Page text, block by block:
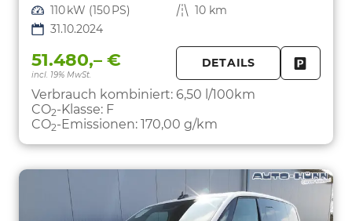
Leistung 110 kW (150 PS) Kilometerstand 10 km
31.10.2024
51.480,– €
incl. 19% MwSt.
DETAILS
Verbrauch kombiniert: 6,50 l/100km
CO2-Klasse: F
CO2-Emissionen: 170,00 g/km